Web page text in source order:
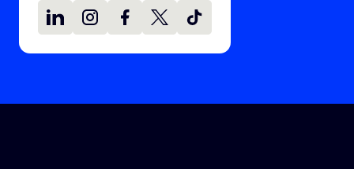
LinkedInInstagram
Facebook
X TikTok